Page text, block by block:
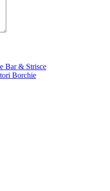
Bar & Strisce
Borchie